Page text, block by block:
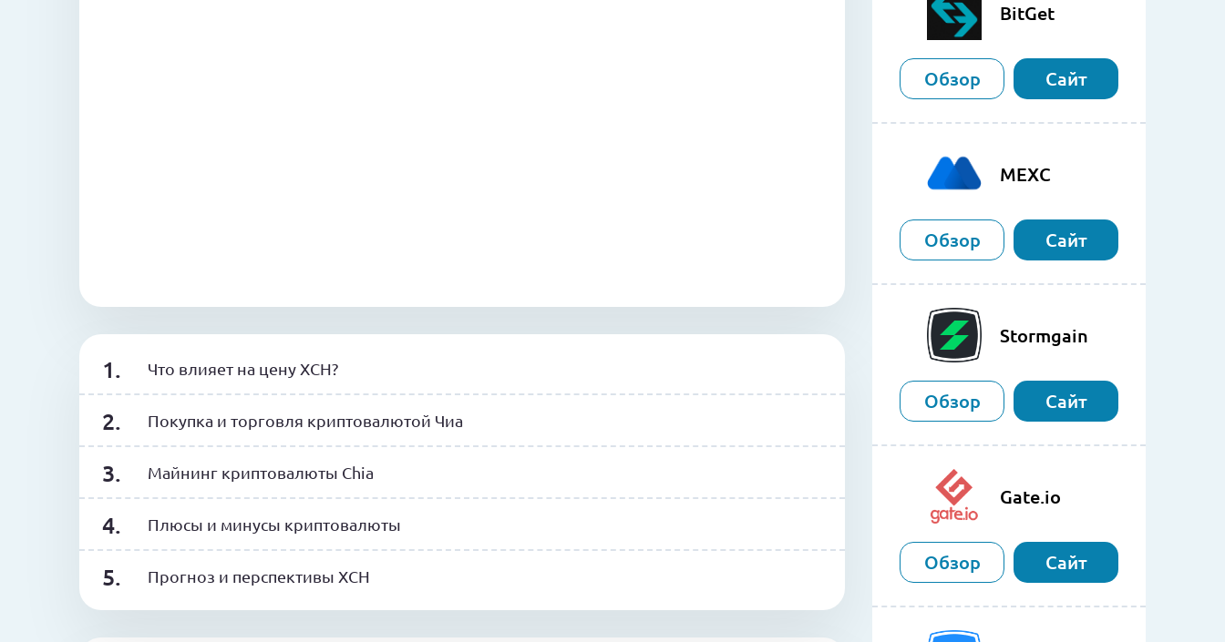
Что влияет на цену XCH?
Покупка и торговля криптовалютой Чиа
Майнинг криптовалюты Chia
Плюсы и минусы криптовалюты
Прогноз и перспективы XCH
BitGet
Обзор Сайт
MEXC
Обзор Сайт
Stormgain
Обзор Сайт
Gate.io
Обзор Сайт